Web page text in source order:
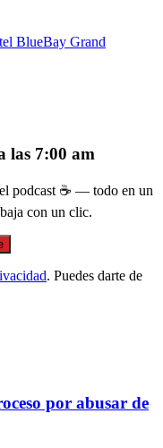
BlueBay Grand
las 7:00 am
podcast ☕ — todo en un
con un clic.
. Puedes darte de
por abusar de